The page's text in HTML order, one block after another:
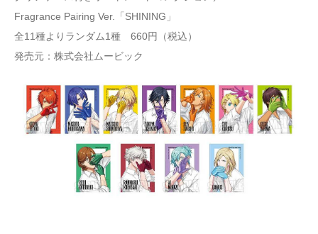
Fragrance Pairing Ver.「SHINING」
全11種よりランダム1種 660円（税込）
発売元：株式会社ムービック